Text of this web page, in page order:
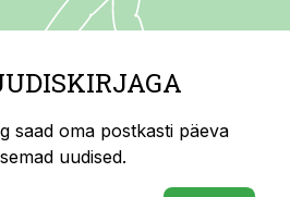
saad oma postkasti päeva
uudised.